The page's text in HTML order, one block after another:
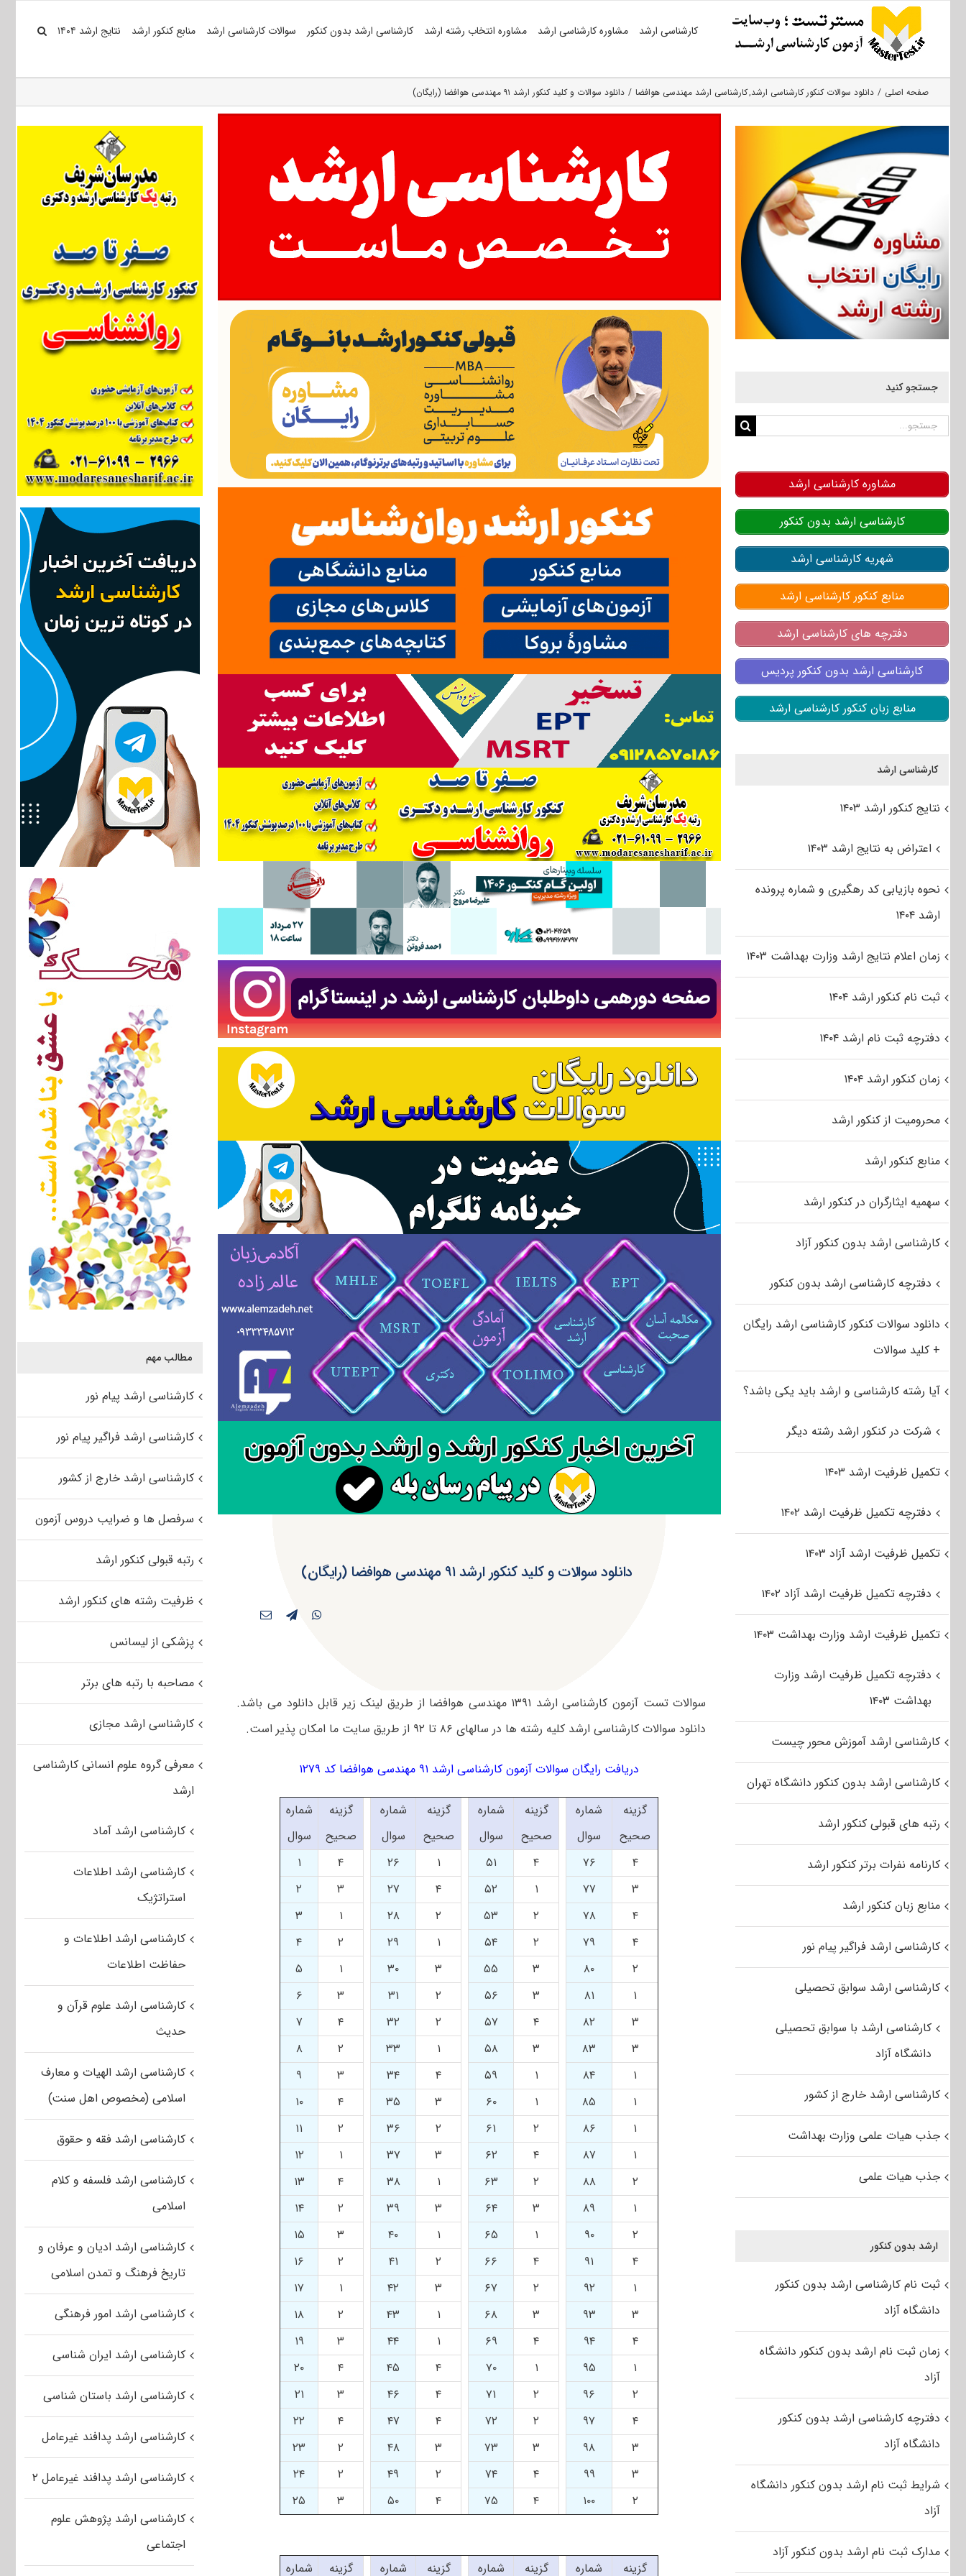
کارشناسی ارشد مشاوره کارشناسی ارشد مشاوره انتخاب رشته ارشد کارشناسی ارشد بدون کنکور سوالات کارشناسی ارشد منابع کنکور ارشد نتایج ارشد ۱۴۰۴
صفحه اصلی دانلود سوالات کنکور کارشناسی ارشد کارشناسی ارشد مهندسی هوافضا دانلود سوالات و کلید کنکور ارشد ۹۱ مهندسی هوافضا (رایگان)
دانلود سوالات و کلید کنکور ارشد ۹۱ مهندسی هوافضا (رایگان)
سوالات تست آزمون کارشناسی ارشد ۱۳۹۱ مهندسی هوافضا از طریق لینک زیر قابل دانلود می باشد.
دانلود سوالات کارشناسی ارشد کلیه رشته ها در سالهای ۸۶ تا ۹۲ از طریق سایت ما امکان پذیر است.
دریافت رایگان سوالات آزمون کارشناسی ارشد ۹۱ مهندسی هوافضا کد ۱۲۷۹
گزینه
صحیح
شماره
سوال
گزینه
صحیح
شماره
سوال
گزینه
صحیح
شماره
سوال
گزینه
صحیح
شماره
سوال
۴
۷۶ ۴ ۵۱ ۱ ۲۶ ۴
۱
۳
۷۷ ۱ ۵۲ ۴ ۲۷ ۳
۲
۴
۷۸ ۲ ۵۳ ۲ ۲۸ ۱
۳
۴
۷۹ ۲ ۵۴ ۱ ۲۹ ۲
۴
۲
۸۰ ۳ ۵۵ ۳ ۳۰ ۱
۵
۱
۸۱ ۳ ۵۶ ۲ ۳۱ ۳
۶
۳
۸۲ ۴ ۵۷ ۲ ۳۲ ۴
۷
۳
۸۳ ۳ ۵۸ ۱ ۳۳ ۲
۸
۱
۸۴ ۱ ۵۹ ۴ ۳۴ ۳
۹
۱
۸۵ ۱ ۶۰ ۳ ۳۵ ۴
۱۰
۱
۸۶ ۲ ۶۱ ۲ ۳۶ ۲
۱۱
۱
۸۷ ۴ ۶۲ ۳ ۳۷ ۱
۱۲
۲
۸۸ ۲ ۶۳ ۱ ۳۸ ۴
۱۳
۱
۸۹ ۳ ۶۴ ۳ ۳۹ ۲
۱۴
۲
۹۰ ۱ ۶۵ ۱ ۴۰ ۳
۱۵
۴
۹۱ ۴ ۶۶ ۲ ۴۱ ۲
۱۶
۱
۹۲ ۲ ۶۷ ۳ ۴۲ ۱
۱۷
۳
۹۳ ۳ ۶۸ ۱ ۴۳ ۲
۱۸
۴
۹۴ ۴ ۶۹ ۱ ۴۴ ۳
۱۹
۱
۹۵ ۱ ۷۰ ۴ ۴۵ ۴
۲۰
۲
۹۶ ۲ ۷۱ ۴ ۴۶ ۳
۲۱
۴
۹۷ ۲ ۷۲ ۴ ۴۷ ۴
۲۲
۳
۹۸ ۳ ۷۳ ۳ ۴۸ ۲
۲۳
۳
۹۹ ۴ ۷۴ ۲ ۴۹ ۲
۲۴
۲
۱۰۰ ۴ ۷۵ ۴ ۵۰ ۳ ۲۵
گزینه شماره گزینه شماره گزینه شماره گزینه شماره
مطالب مهم
کارشناسی ارشد پیام نور
کارشناسی ارشد فراگیر پیام نور
کارشناسی ارشد خارج از کشور
سرفصل ها و ضرایب دروس آزمون
رتبه قبولی کنکور ارشد
ظرفیت رشته های کنکور ارشد
پزشکی از لیسانس
مصاحبه با رتبه های برتر
کارشناسی ارشد مجازی
معرفی گروه علوم انسانی کارشناسی
ارشد
کارشناسی ارشد آماد
کارشناسی ارشد اطلاعات
استراتژیک
کارشناسی ارشد اطلاعات و
حفاظت اطلاعات
کارشناسی ارشد علوم قرآن و
حدیث
کارشناسی ارشد الهیات و معارف
اسلامی (مخصوص اهل سنت)
کارشناسی ارشد فقه و حقوق
کارشناسی ارشد فلسفه و کلام
اسلامی
کارشناسی ارشد ادیان و عرفان و
تاریخ فرهنگ و تمدن اسلامی
کارشناسی ارشد امور فرهنگی
کارشناسی ارشد ایران شناسی
کارشناسی ارشد باستان شناسی
کارشناسی ارشد پدافند غیرعامل
کارشناسی ارشد پدافند غیرعامل ۲
کارشناسی ارشد پژوهش علوم
اجتماعی
جستجو کنید
جستجو
مشاوره کارشناسی ارشد
کارشناسی ارشد بدون کنکور
شهریه کارشناسی ارشد
منابع کنکور کارشناسی ارشد
دفترچه های کارشناسی ارشد
کارشناسی ارشد بدون کنکور پردیس
منابع زبان کنکور کارشناسی ارشد
کارشناسی ارشد
نتایج کنکور ارشد ۱۴۰۳
اعتراض به نتایج ارشد ۱۴۰۳
نحوه بازیابی کد رهگیری و شماره پرونده
ارشد ۱۴۰۴
زمان اعلام نتایج ارشد وزارت بهداشت ۱۴۰۳
ثبت نام کنکور ارشد ۱۴۰۴
دفترچه ثبت نام ارشد ۱۴۰۴
زمان کنکور ارشد ۱۴۰۴
محرومیت از کنکور ارشد
منابع کنکور ارشد
سهمیه ایثارگران در کنکور ارشد
کارشناسی ارشد بدون کنکور آزاد
دفترچه کارشناسی ارشد بدون کنکور
دانلود سوالات کنکور کارشناسی ارشد رایگان
+ کلید سوالات
آیا رشته کارشناسی و ارشد باید یکی باشد؟
شرکت در کنکور ارشد رشته دیگر
تکمیل ظرفیت ارشد ۱۴۰۳
دفترچه تکمیل ظرفیت ارشد ۱۴۰۲
تکمیل ظرفیت ارشد آزاد ۱۴۰۳
دفترچه تکمیل ظرفیت ارشد آزاد ۱۴۰۲
تکمیل ظرفیت ارشد وزارت بهداشت ۱۴۰۳
دفترچه تکمیل ظرفیت ارشد وزارت
بهداشت ۱۴۰۳
کارشناسی ارشد آموزش محور چیست
کارشناسی ارشد بدون کنکور دانشگاه تهران
رتبه های قبولی کنکور ارشد
کارنامه نفرات برتر کنکور ارشد
منابع زبان کنکور ارشد
کارشناسی ارشد فراگیر پیام نور
کارشناسی ارشد سوابق تحصیلی
کارشناسی ارشد با سوابق تحصیلی
دانشگاه آزاد
کارشناسی ارشد خارج از کشور
جذب هیات علمی وزارت بهداشت
جذب هیات علمی
ارشد بدون کنکور
ثبت نام کارشناسی ارشد بدون کنکور
دانشگاه آزاد
زمان ثبت نام ارشد بدون کنکور دانشگاه
آزاد
دفترچه کارشناسی ارشد بدون کنکور
دانشگاه آزاد
شرایط ثبت نام ارشد بدون کنکور دانشگاه
آزاد
مدارک ثبت نام ارشد بدون کنکور آزاد